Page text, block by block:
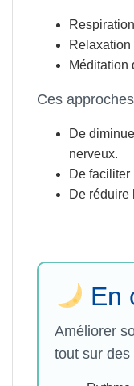
Méditation
Ces
De
nerveux.
De faciliter
De réduire
En
Améliorer
tout sur des